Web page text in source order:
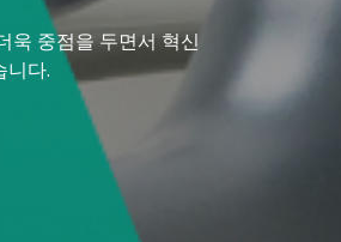
욱 중점을 두면서 혁신
니다.